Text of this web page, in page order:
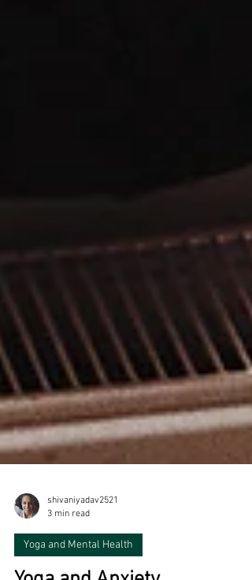
shivaniyadav2521
3 min read